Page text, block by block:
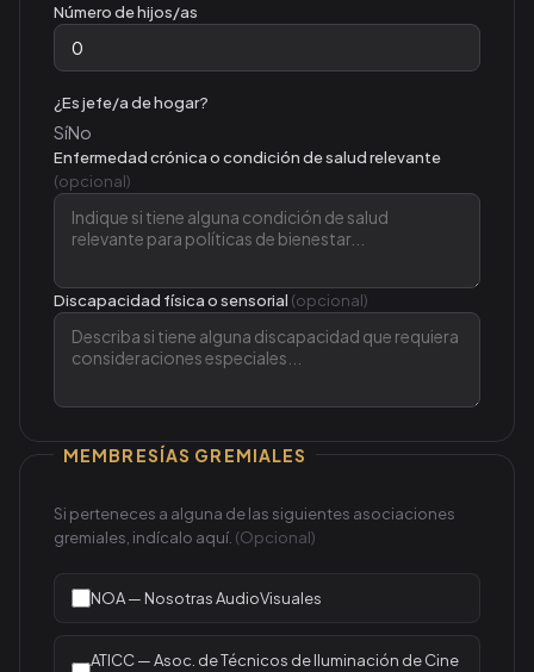
Número de hijos/as
¿Es jefe/a de hogar?
SíNo
Enfermedad crónica o condición de salud relevante
(opcional)
Discapacidad física o sensorial (opcional)
MEMBRESÍAS GREMIALES
Si perteneces a alguna de las siguientes asociaciones
gremiales, indícalo aquí. (Opcional)
NOA — Nosotras AudioVisuales
ATICC — Asoc. de Técnicos de Iluminación de Cine